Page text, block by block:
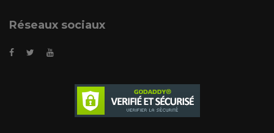
Réseaux sociaux